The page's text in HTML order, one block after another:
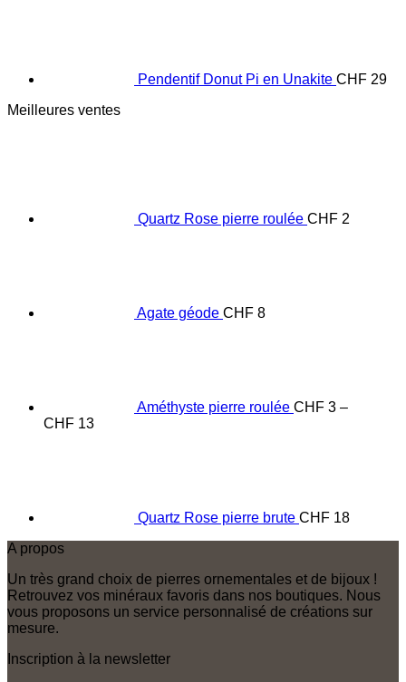
Pendentif Donut Pi en Unakite CHF 29
Meilleures ventes
Quartz Rose pierre roulée CHF 2
Agate géode CHF 8
Améthyste pierre roulée CHF 3 –
CHF 13Price
Quartz Rose pierre brute CHF 18
A propos
Un très grand choix de pierres ornementales et de bijoux !
Retrouvez vos minéraux favoris dans nos boutiques. Nous
vous proposons un service personnalisé de créations sur
mesure.
Inscription à la newsletter